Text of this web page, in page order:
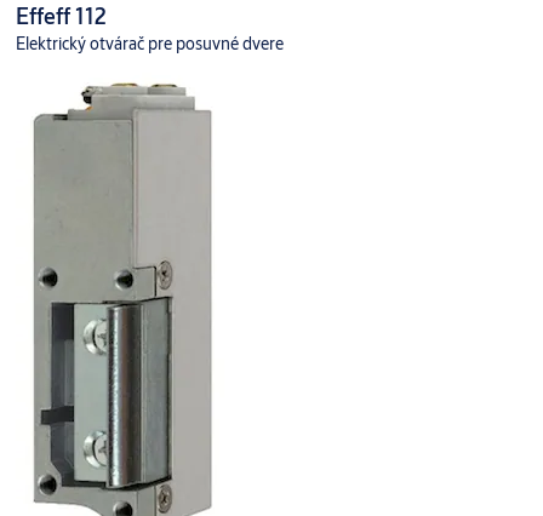
Effeff 112
Elektrický otvárač pre posuvné dvere